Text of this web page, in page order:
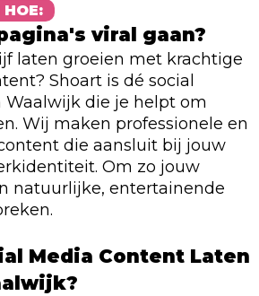
viral gaan?
laten groeien met krachtige
Shoart is dé social
Waalwijk die je helpt om
Wij maken professionele en
die aansluit bij jouw
Om zo jouw
natuurlijke, entertainende
Media Content Laten